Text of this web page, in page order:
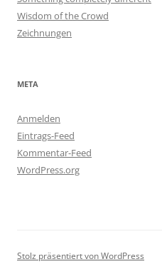
Wisdom of the Crowd
Zeichnungen
META
Anmelden
Eintrags-Feed
Kommentar-Feed
WordPress.org
Stolz präsentiert von WordPress